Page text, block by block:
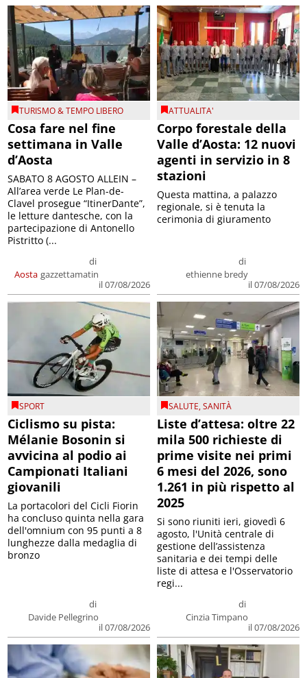
TURISMO & TEMPO LIBERO
Cosa fare nel fine
settimana in Valle
d’Aosta
Aosta
di
gazzettamatin
il 07/08/2026
SABATO 8 AGOSTO ALLEIN –
All’area verde Le Plan-de-
Clavel prosegue “ItinerDante”,
le letture dantesche, con la
partecipazione di Antonello
Pistritto (...
ATTUALITA'
Corpo forestale della
Valle d’Aosta: 12 nuovi
agenti in servizio in 8
stazioni
di
ethienne bredy
il 07/08/2026
Questa mattina, a palazzo
regionale, si è tenuta la
cerimonia di giuramento
SPORT
Ciclismo su pista:
Mélanie Bosonin si
avvicina al podio ai
Campionati Italiani
giovanili
di
Davide Pellegrino
il 07/08/2026
La portacolori del Cicli Fiorin
ha concluso quinta nella gara
dell'omnium con 95 punti a 8
lunghezze dalla medaglia di
bronzo
SALUTE,SANITÀ
Liste d’attesa: oltre 22
mila 500 richieste di
prime visite nei primi
6 mesi del 2026, sono
1.261 in più rispetto al
2025
di
Cinzia Timpano
il 07/08/2026
Si sono riuniti ieri, giovedì 6
agosto, l'Unità centrale di
gestione dell’assistenza
sanitaria e dei tempi delle
liste di attesa e l'Osservatorio
regi...